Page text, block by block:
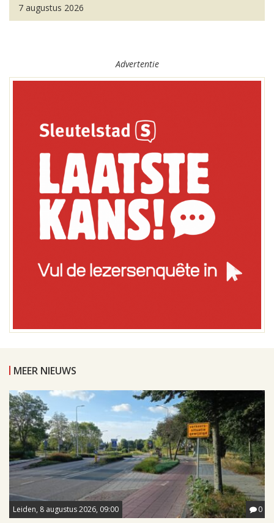
7 augustus 2026
Advertentie
MEER NIEUWS
Leiden, 8 augustus 2026, 09:00 0